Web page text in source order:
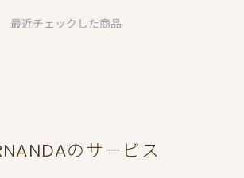
最近チェックした商品
のサービス